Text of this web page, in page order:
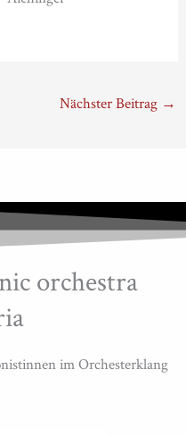
Nächster Beitrag →
orchestra
im Orchesterklang